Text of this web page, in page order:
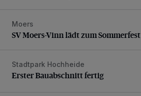
SV Moers-Vinn lädt zum Sommerfest
Moers
SV Moers-Vinn lädt zum Sommerfest
Erster Bauabschnitt fertig
Stadtpark Hochheide
Erster Bauabschnitt fertig